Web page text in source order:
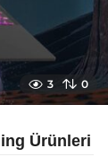
3 0
Ürünleri